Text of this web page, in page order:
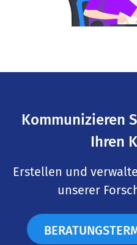
Kommunizieren
Ihren
Erstellen und
unserer